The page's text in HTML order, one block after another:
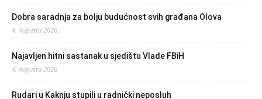
Dobra saradnja za bolju budućnost svih građana Olova
4. Augusta 2026.
Najavljen hitni sastanak u sjedištu Vlade FBiH
4. Augusta 2026.
Rudari u Kaknju stupili u radnički neposluh